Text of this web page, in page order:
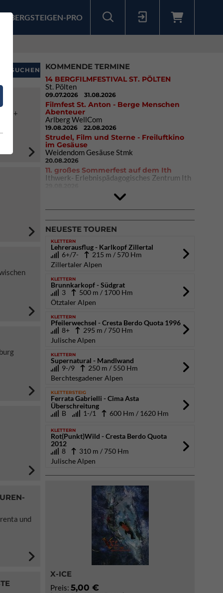
BERGSTEIGEN-PRO
6a+
und
KOMMENDE TERMINE
14 BERGFILMFESTIVAL ST. PÖLTEN
St. Pölten
09.07.2026 31.08.2026
Filmfest St. Anton - Berge Menschen
Abenteuer
Arlberg WellCom
19.08.2026 22.08.2026
Strudel, Film und Sterne - Freiluftkino
im Gesäuse
Weidendom Gesäuse Stmk
20.08.2026
11. großes Sommerfest auf dem Ith
Ithwerk- Erlebnispädagogisches Zentrum Ith
DAV Kletter- & Boulderzentrum München
Süd (Thalkirchen)
NEUESTE TOUREN
KLETTERN
Lehrerausflug - Karlkopf Zillertal
6+/7-
215 m / 570 Hm
Zillertaler Alpen
KLETTERN
Brunnkarkopf - Südgrat
3
500 m / 1700 Hm
Ötztaler Alpen
KLETTERN
Pfeilerwechsel - Cresta Berdo Quota 1996
8+
295 m / 750 Hm
Julische Alpen
KLETTERN
Supernatural - Mandlwand
9-/9
250 m / 550 Hm
Berchtesgadener Alpen
KLETTERSTEIG
Ferrata Gabrielli - Cima Asta
Überschreitung
B
1-/1 600 Hm / 1620 Hm
KLETTERN
Rot(Punkt)Wild - Cresta Berdo Quota
2012
8
310 m / 750 Hm
Julische Alpen
X-ICE
Preis: 5,00 €